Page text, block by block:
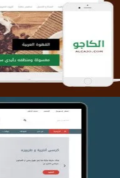
تصميم متجر
تصميم